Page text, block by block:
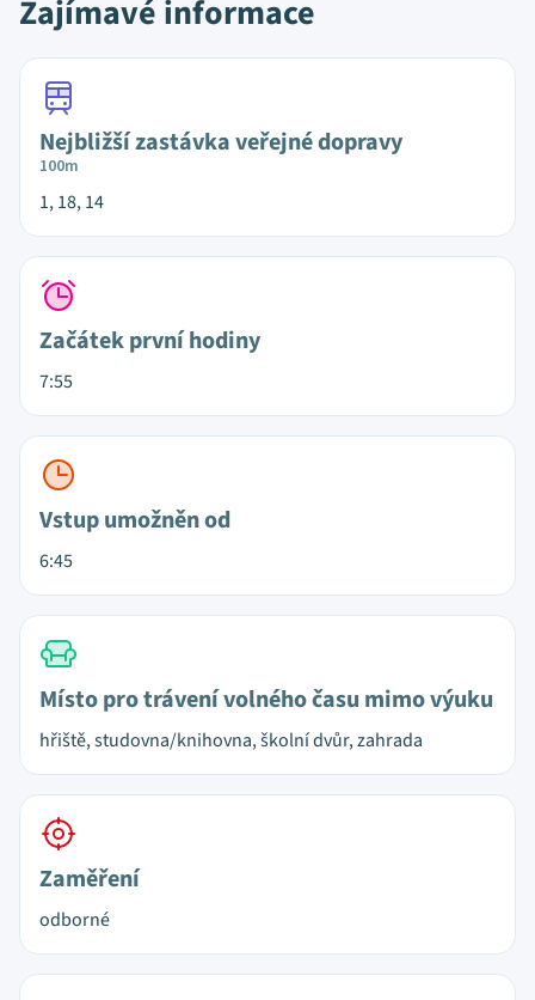
Zajímavé informace
Nejbližší zastávka veřejné dopravy
100m
1, 18, 14
Začátek první hodiny
7:55
Vstup umožněn od
6:45
Místo pro trávení volného času mimo výuku
hřiště, studovna/knihovna, školní dvůr, zahrada
Zaměření
odborné